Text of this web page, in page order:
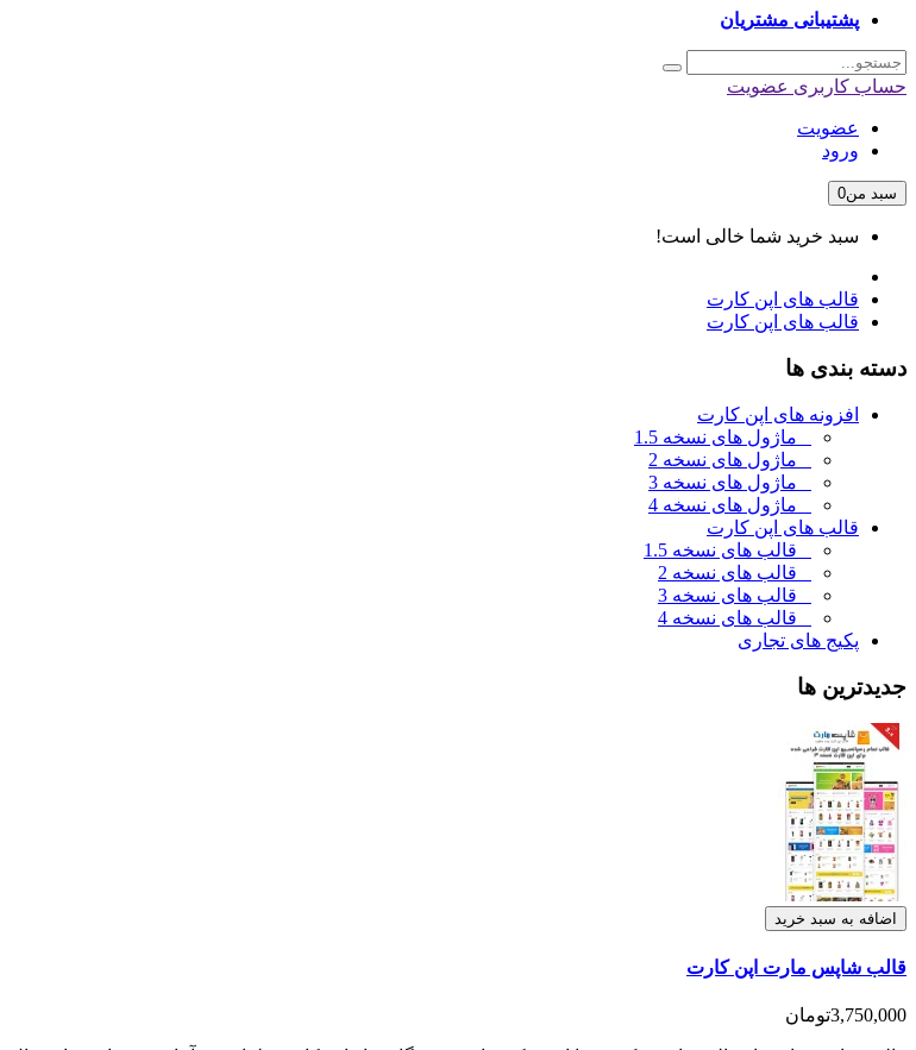
پشتیبانی مشتریان
حساب کاربری عضویت
عضویت
ورود
سبد من0
سبد خرید شما خالی است!
قالب های اپن کارت
قالب های اپن کارت
دسته بندی ها
افزونه های اپن کارت
ماژول های نسخه 1.5
ماژول های نسخه 2
ماژول های نسخه 3
ماژول های نسخه 4
قالب های اپن کارت
قالب های نسخه 1.5
قالب های نسخه 2
قالب های نسخه 3
قالب های نسخه 4
پکیج های تجاری
جديدترين ها
اضافه به سبد خرید
قالب شاپس مارت اپن کارت
3,750,000تومان